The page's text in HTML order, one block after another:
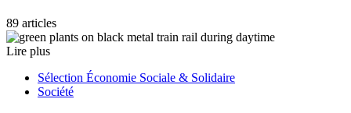
89 articles
Lire plus
Sélection Économie Sociale & Solidaire
Société